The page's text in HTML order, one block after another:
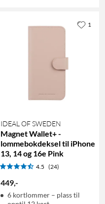
IDEAL OF SWEDEN
Magnet Wallet+ -
lommebokdeksel til iPhone
13, 14 og 16e Pink
4.5 (24)
449,-
6 kortlommer – plass til
1